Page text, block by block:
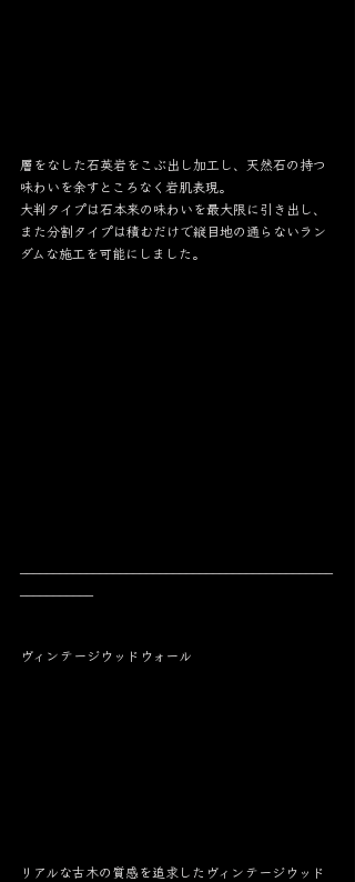
層をなした石英岩をこぶ出し加工し、天然石の持つ
味わいを余すところなく岩肌表現。
大判タイプは石本来の味わいを最大限に引き出し、
また分割タイプは積むだけで縦目地の通らないラン
ダムな施工を可能にしました。
ヴィンテージウッドウォール
リアルな古木の質感を追求したヴィンテージウッド